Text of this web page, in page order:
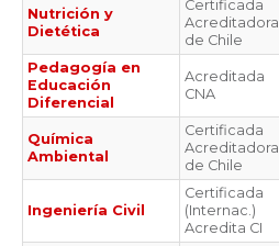
Nutrición y
Dietética
Certificada
Acreditadora
de Chile
Pedagogía en
Educación
Diferencial
Acreditada
CNA
Química
Ambiental
Certificada
Acreditadora
de Chile
Ingeniería Civil
Certificada
(Internac.)
Acredita CI